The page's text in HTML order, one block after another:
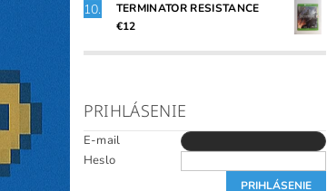
TERMINATOR RESISTANCE
€12
PRIHLÁSENIE
E-mail
Heslo